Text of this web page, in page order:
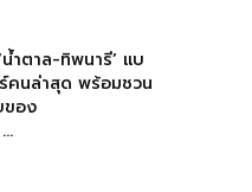
ำตาล-ทิพนารี’ แบ
คนล่าสุด พร้อมชวน
ของ